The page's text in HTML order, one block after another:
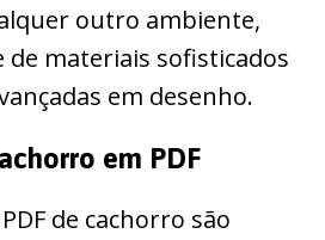
outro ambiente,
de materiais sofisticados
em desenho.
em PDF
de cachorro são